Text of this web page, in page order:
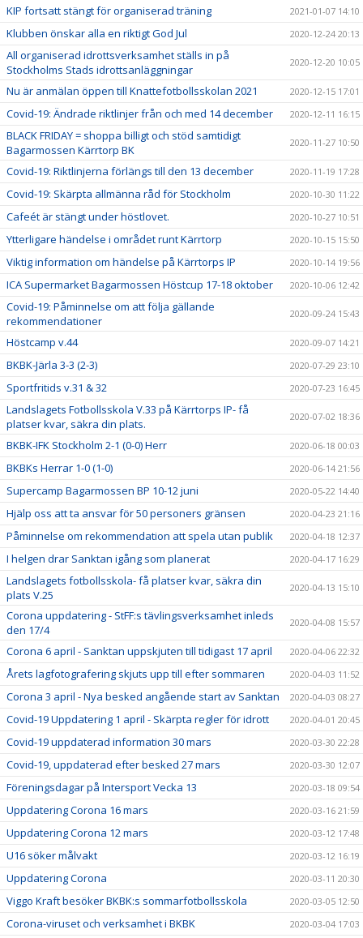
KIP fortsatt stängt för organiserad träning 2021-01-07 14:10
Klubben önskar alla en riktigt God Jul 2020-12-24 20:13
All organiserad idrottsverksamhet ställs in på
Stockholms Stads idrottsanläggningar
2020-12-20 10:05
Nu är anmälan öppen till Knattefotbollsskolan 2021 2020-12-15 17:01
Covid-19: Ändrade riktlinjer från och med 14 december 2020-12-11 16:15
BLACK FRIDAY = shoppa billigt och stöd samtidigt
Bagarmossen Kärrtorp BK
2020-11-27 10:50
Covid-19: Riktlinjerna förlängs till den 13 december 2020-11-19 17:28
Covid-19: Skärpta allmänna råd för Stockholm 2020-10-30 11:22
Cafeét är stängt under höstlovet. 2020-10-27 10:51
Ytterligare händelse i området runt Kärrtorp 2020-10-15 15:50
Viktig information om händelse på Kärrtorps IP 2020-10-14 19:56
ICA Supermarket Bagarmossen Höstcup 17-18 oktober 2020-10-06 12:42
Covid-19: Påminnelse om att följa gällande
rekommendationer
2020-09-24 15:43
Höstcamp v.44 2020-09-07 14:21
BKBK-Järla 3-3 (2-3) 2020-07-29 23:10
Sportfritids v.31 & 32 2020-07-23 16:45
Landslagets Fotbollsskola V.33 på Kärrtorps IP- få
platser kvar, säkra din plats.
2020-07-02 18:36
BKBK-IFK Stockholm 2-1 (0-0) Herr 2020-06-18 00:03
BKBKs Herrar 1-0 (1-0) 2020-06-14 21:56
Supercamp Bagarmossen BP 10-12 juni 2020-05-22 14:40
Hjälp oss att ta ansvar för 50 personers gränsen 2020-04-23 21:16
Påminnelse om rekommendation att spela utan publik 2020-04-18 12:37
I helgen drar Sanktan igång som planerat 2020-04-17 16:29
Landslagets fotbollsskola- få platser kvar, säkra din
plats V.25
2020-04-13 15:10
Corona uppdatering - StFF:s tävlingsverksamhet inleds
den 17/4
2020-04-08 15:57
Corona 6 april - Sanktan uppskjuten till tidigast 17 april 2020-04-06 22:32
Årets lagfotografering skjuts upp till efter sommaren 2020-04-03 11:52
Corona 3 april - Nya besked angående start av Sanktan 2020-04-03 08:27
Covid-19 Uppdatering 1 april - Skärpta regler för idrott 2020-04-01 20:45
Covid-19 uppdaterad information 30 mars 2020-03-30 22:28
Covid-19, uppdaterad efter besked 27 mars 2020-03-30 12:07
Föreningsdagar på Intersport Vecka 13 2020-03-18 09:54
Uppdatering Corona 16 mars 2020-03-16 21:59
Uppdatering Corona 12 mars 2020-03-12 17:48
U16 söker målvakt 2020-03-12 16:19
Uppdatering Corona 2020-03-11 20:30
Viggo Kraft besöker BKBK:s sommarfotbollsskola 2020-03-05 12:50
Corona-viruset och verksamhet i BKBK 2020-03-04 17:03